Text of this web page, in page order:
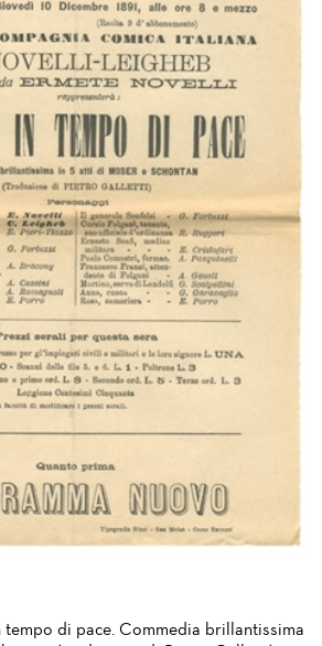
tempo di pace. Commedia brillantissima